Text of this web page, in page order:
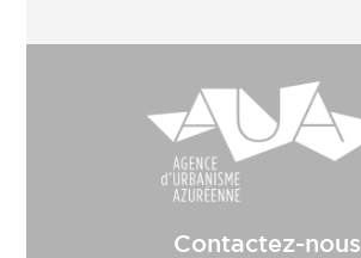
Contactez-nous